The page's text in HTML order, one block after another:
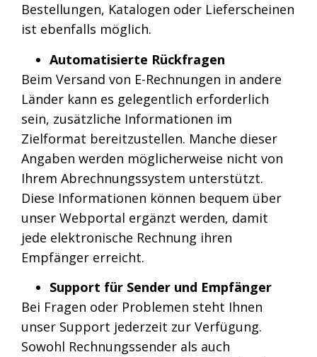
Bestellungen, Katalogen oder Lieferscheinen
ist ebenfalls möglich.
Automatisierte Rückfragen
Beim Versand von E-Rechnungen in andere
Länder kann es gelegentlich erforderlich
sein, zusätzliche Informationen im
Zielformat bereitzustellen. Manche dieser
Angaben werden möglicherweise nicht von
Ihrem Abrechnungssystem unterstützt.
Diese Informationen können bequem über
unser Webportal ergänzt werden, damit
jede elektronische Rechnung ihren
Empfänger erreicht.
Support für Sender und Empfänger
Bei Fragen oder Problemen steht Ihnen
unser Support jederzeit zur Verfügung.
Sowohl Rechnungssender als auch